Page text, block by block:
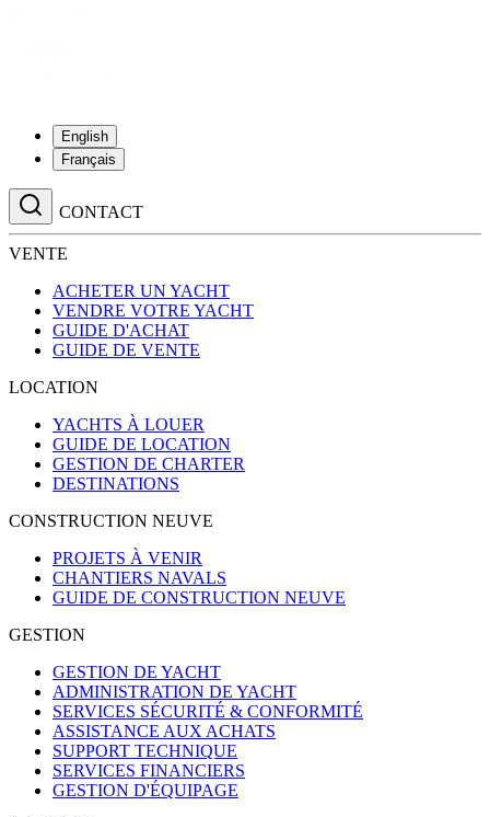
English
Français
CONTACT
VENTE
ACHETER UN YACHT
VENDRE VOTRE YACHT
GUIDE D'ACHAT
GUIDE DE VENTE
LOCATION
YACHTS À LOUER
GUIDE DE LOCATION
GESTION DE CHARTER
DESTINATIONS
CONSTRUCTION NEUVE
PROJETS À VENIR
CHANTIERS NAVALS
GUIDE DE CONSTRUCTION NEUVE
GESTION
GESTION DE YACHT
ADMINISTRATION DE YACHT
SERVICES SÉCURITÉ & CONFORMITÉ
ASSISTANCE AUX ACHATS
SUPPORT TECHNIQUE
SERVICES FINANCIERS
GESTION D'ÉQUIPAGE